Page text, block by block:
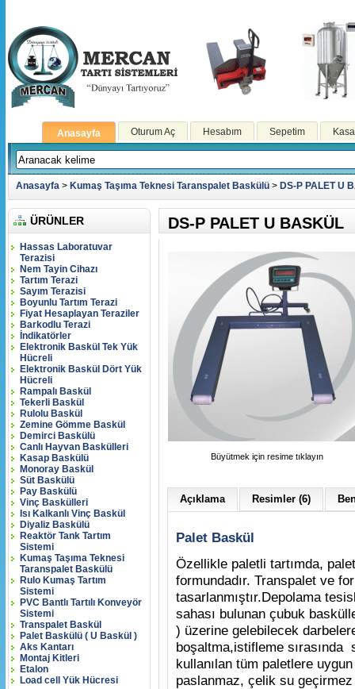
Anasayfa Oturum Aç Hesabım Sepetim
Anasayfa > Kumaş Taşıma Teknesi Taranspalet Baskülü > DS-P PALET U
ÜRÜNLER
Hassas Laboratuvar
Terazisi
Nem Tayin Cihazı
Tartım Terazi
Sayım Terazisi
Boyunlu Tartım Terazi
Fiyat Hesaplayan Teraziler
Barkodlu Terazi
İndikatörler
Elektronik Baskül Tek Yük
Hücreli
Elektronik Baskül Dört Yük
Hücreli
Rampalı Baskül
Tekerli Baskül
Rulolu Baskül
Zemine Gömme Baskül
Demirci Baskülü
Canlı Hayvan Baskülleri
Kasap Baskülü
Monoray Baskül
Süt Baskülü
Pay Baskülü
Vinç Baskülleri
Isı Kalkanlı Vinç Baskül
Diyaliz Baskülü
Reaktör Tank Tartım
Sistemi
Kumaş Taşıma Teknesi
Taranspalet Baskülü
Rulo Kumaş Tartım
Sistemi
PVC Bantlı Tartılı Konveyör
Sistemi
Transpalet Baskül
Palet Baskülü ( U Baskül )
Aks Kantarı
Montaj Kitleri
Etalon
Load cell Yük Hücresi
DS-P PALET U BASKÜL
Büyütmek için resime tıklayın
Açıklama Resimler (6)
Palet Baskül
Özellikle paletli tartımda,
formundadır. Transpalet ve
tasarlanmıştır.Depolama
sahası bulunan çubuk
) üzerine gelebilecek
boşaltma,istifleme
kullanılan tüm paletlere
paslanmaz, çelik su